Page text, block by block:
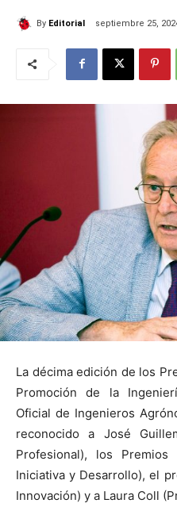
By Editorial septiembre 25,
La décima edición de los
Promoción de la
Oficial de Ingenieros
reconocido a José
Profesional), los
Iniciativa y Desarrollo), el
Innovación) y a Laura Coll